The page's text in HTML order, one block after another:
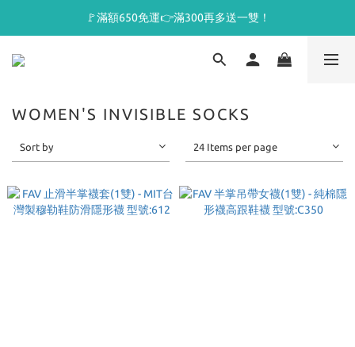
🚩滿額650免運👉滿300再多送一雙！
WOMEN'S INVISIBLE SOCKS
Sort by 24 Items per page